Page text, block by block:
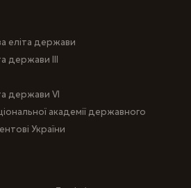
еліта держави
держави III
держави VI
академії державного
України